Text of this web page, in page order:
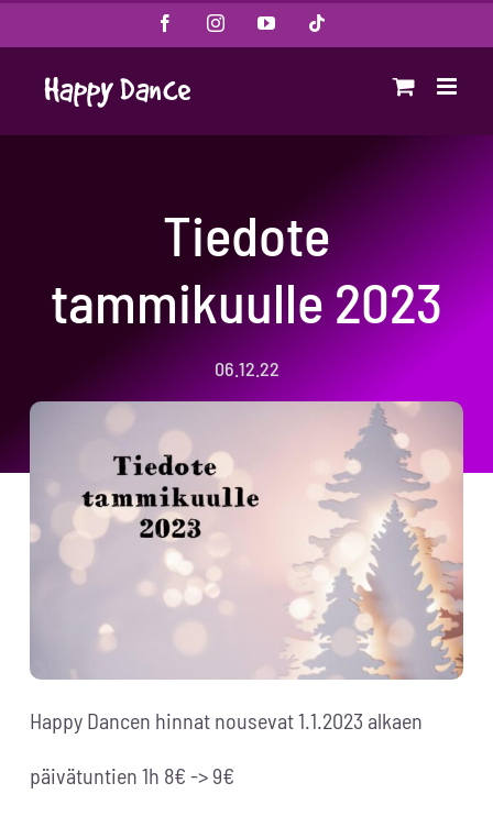
to
content
FacebookInstagramYouTube
Tiedote
tammikuulle 2023
06.12.22
Happy Dancen hinnat nousevat 1.1.2023 alkaen
päivätuntien 1h 8€ -> 9€